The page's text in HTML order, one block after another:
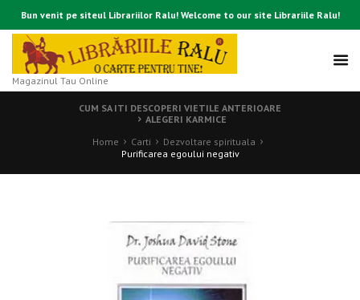
Bun venit pe siteul Librariilor Ralu! Welcome to our site Librariile Ralu!
Magazinul Tau Online
CUM SA ITI DESCOPERI VIETILE ANTERIOARE
ALEGERI KARMICE
Home
Carti
Dezvoltare spirituala
Purificarea egoului negativ